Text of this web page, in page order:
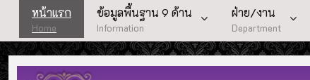
หน้าแรก
Home
ข้อมูลพื้นฐาน 9 ด้าน
Information
ฝ่าย/งาน
Department